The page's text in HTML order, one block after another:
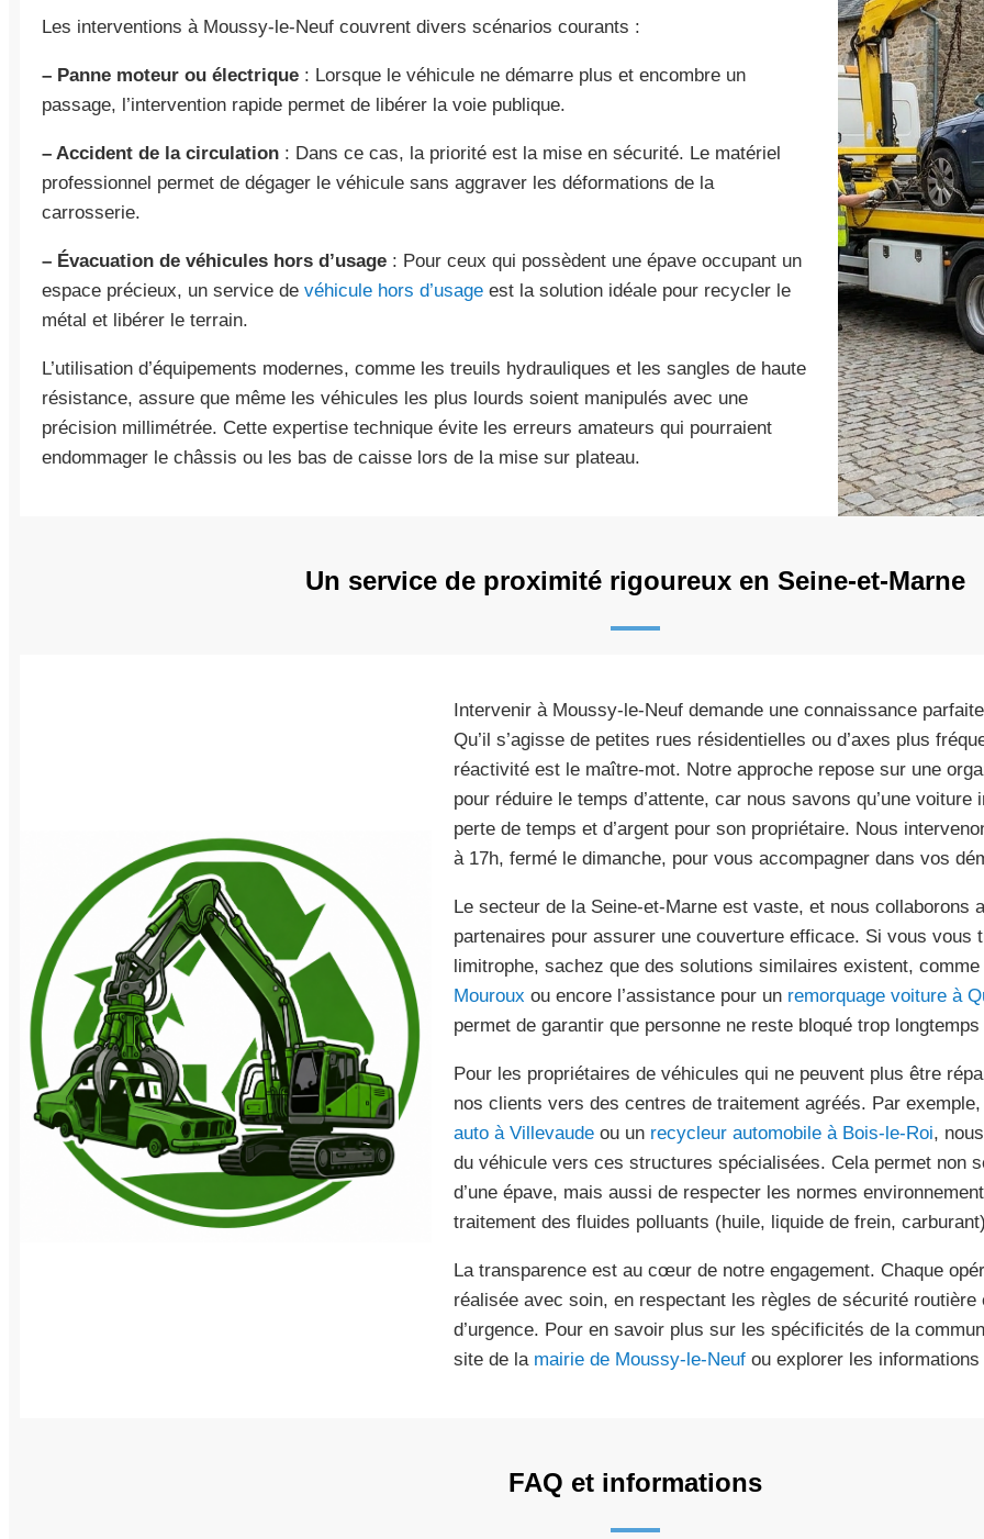
Les interventions à Moussy-le-Neuf couvrent divers scénarios courants :
– Panne moteur ou électrique : Lorsque le véhicule ne démarre plus et encombre un
passage, l’intervention rapide permet de libérer la voie publique.
– Accident de la circulation : Dans ce cas, la priorité est la mise en sécurité. Le matériel
professionnel permet de dégager le véhicule sans aggraver les déformations de la
carrosserie.
– Évacuation de véhicules hors d’usage : Pour ceux qui possèdent une épave occupant un
espace précieux, un service de véhicule hors d’usage est la solution idéale pour recycler le
métal et libérer le terrain.
L’utilisation d’équipements modernes, comme les treuils hydrauliques et les sangles de haute
résistance, assure que même les véhicules les plus lourds soient manipulés avec une
précision millimétrée. Cette expertise technique évite les erreurs amateurs qui pourraient
endommager le châssis ou les bas de caisse lors de la mise sur plateau.
Un service de proximité rigoureux en Seine-et-Marne
Intervenir à Moussy-le-Neuf demande une connaissance
Qu’il s’agisse de petites rues résidentielles ou d’axes plus
réactivité est le maître-mot. Notre approche repose sur une
pour réduire le temps d’attente, car nous savons qu’une voiture
perte de temps et d’argent pour son propriétaire. Nous
à 17h, fermé le dimanche, pour vous accompagner dans vos
Le secteur de la Seine-et-Marne est vaste, et nous collaborons
partenaires pour assurer une couverture efficace. Si vous vous
limitrophe, sachez que des solutions similaires existent, comme
Mouroux ou encore l’assistance pour un remorquage voiture à
permet de garantir que personne ne reste bloqué trop
Pour les propriétaires de véhicules qui ne peuvent plus être
nos clients vers des centres de traitement agréés. Par
auto à Villevaudeou un recycleur automobile à Bois-le-Roi,
du véhicule vers ces structures spécialisées. Cela permet non
d’une épave, mais aussi de respecter les normes
traitement des fluides polluants (huile, liquide de frein,
La transparence est au cœur de notre engagement. Chaque
réalisée avec soin, en respectant les règles de sécurité routière
d’urgence. Pour en savoir plus sur les spécificités de la
site de la mairie de Moussy-le-Neufou explorer les
FAQ et informations